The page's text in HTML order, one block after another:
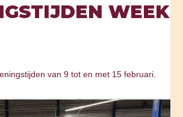
WEEK
van 9 tot en met 15 februari.